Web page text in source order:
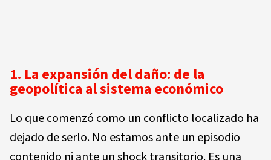
1. La expansión del daño: de la
geopolítica al sistema económico
Lo que comenzó como un conflicto localizado ha
dejado de serlo. No estamos ante un episodio